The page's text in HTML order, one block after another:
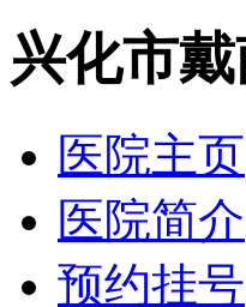
兴化市
医院主页
医院简介
预约挂号